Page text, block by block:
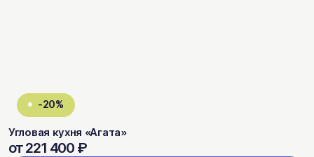
-20%
Угловая кухня «Агата»
от 221 400 ₽